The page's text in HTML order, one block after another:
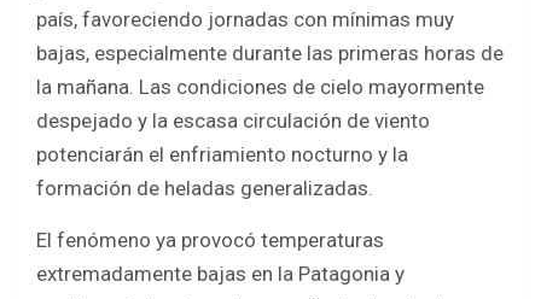
país, favoreciendo jornadas con mínimas muy
bajas, especialmente durante las primeras horas de
la mañana. Las condiciones de cielo mayormente
despejado y la escasa circulación de viento
potenciarán el enfriamiento nocturno y la
formación de heladas generalizadas.
El fenómeno ya provocó temperaturas
extremadamente bajas en la Patagonia y